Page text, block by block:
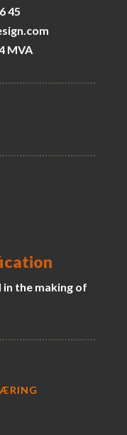
45
MVA
the making of